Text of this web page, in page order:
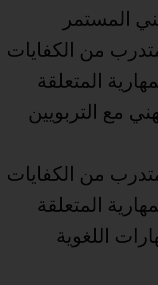
المستمر
من الكفايات
المتعلقة
مع التربويين
من الكفايات
المتعلقة
اللغوية